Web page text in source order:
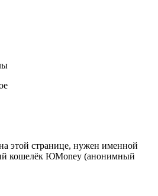
этой странице, нужен именной
кошелёк ЮMoney (анонимный